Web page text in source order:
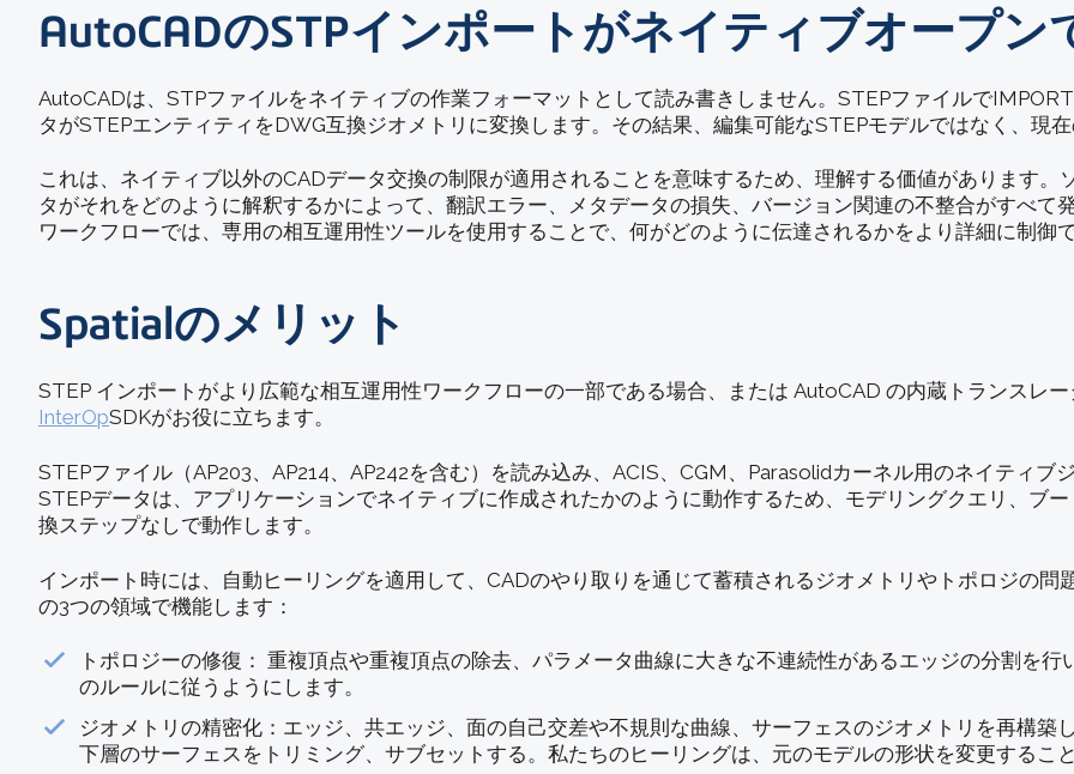
AutoCADのSTPインポートがネイティブオープ
AutoCADは、STPファイルをネイティブの作業フォーマットとして読み書きしません。STEPファイルで
タがSTEPエンティティをDWG互換ジオメトリに変換します。その結果、編集可能なSTEPモデルではなく、現
これは、ネイティブ以外のCADデータ交換の制限が適用されることを意味するため、理解する価値があります
タがそれをどのように解釈するかによって、翻訳エラー、メタデータの損失、バージョン関連の不整合がすべて
ワークフローでは、専用の相互運用性ツールを使用することで、何がどのように伝達されるかをより詳細に制御
Spatialのメリット
STEP インポートがより広範な相互運用性ワークフローの一部である場合、または AutoCAD の内蔵トランスレ
InterOpSDKがお役に立ちます。
STEPファイル（AP203、AP214、AP242を含む）を読み込み、ACIS、CGM、Parasolidカーネル用のネイティ
STEPデータは、アプリケーションでネイティブに作成されたかのように動作するため、モデリングクエリ、ブ
換ステップなしで動作します。
インポート時には、自動ヒーリングを適用して、CADのやり取りを通じて蓄積されるジオメトリやトポロジの
の3つの領域で機能します：
トポロジーの修復： 重複頂点や重複頂点の除去、パラメータ曲線に大きな不連続性があるエッジの分割を
のルールに従うようにします。
ジオメトリの精密化：エッジ、共エッジ、面の自己交差や不規則な曲線、サーフェスのジオメトリを再構築
下層のサーフェスをトリミング、サブセットする。私たちのヒーリングは、元のモデルの形状を変更するこ